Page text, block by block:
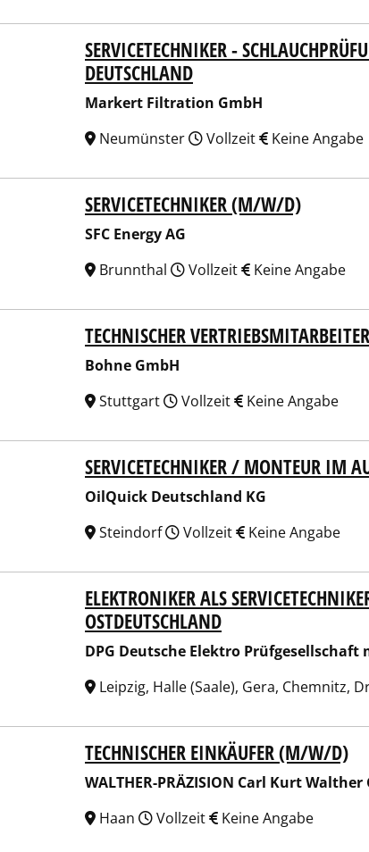
Filtration GmbHSERVICETECHNIKER -
EUTSCHLAND
Markert Filtration GmbH
Neumünster
Vollzeit Keine Angabe
SERVICETECHNIKER (M/W/D)
SFC Energy AG
Brunnthal
Vollzeit Keine Angabe
TECHNISCHER
Bohne GmbH
Stuttgart
Vollzeit Keine Angabe
Deutschland KGSERVICETECHNIKER / MONTEUR IM
OilQuick Deutschland KG
Steindorf
Vollzeit Keine Angabe
Deutsche Elektro Prüfgesellschaft mbH
ELEKTRONIKER ALS
OSTDEUTSCHLAND
DPG Deutsche Elektro Prüfgesellschaft
Leipzig, Halle (Saale), Gera, Chemnitz,
PRÄZISION Carl Kurt Walther GmbH & Co. KG
TECHNISCHER EINKÄUFER (M/W/D)
WALTHER-PRÄZISION Carl Kurt Walther
Haan
Vollzeit Keine Angabe